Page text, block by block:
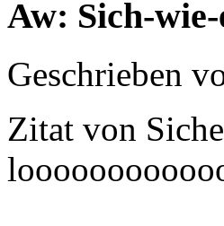
Aw: Sich-
Geschrieben
Zitat von